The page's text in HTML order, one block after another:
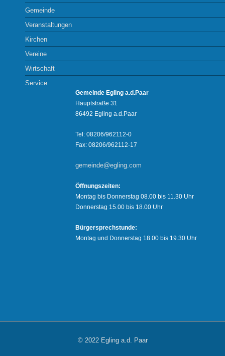
Gemeinde
Veranstaltungen
Kirchen
Vereine
Wirtschaft
Service
Gemeinde Egling a.d.Paar
Hauptstraße 31
86492 Egling a.d.Paar
Tel: 08206/962112-0
Fax: 08206/962112-17
gemeinde@egling.com
Öffnungszeiten:
Montag bis Donnerstag 08.00 bis 11.30 Uhr
Donnerstag 15.00 bis 18.00 Uhr
Bürgersprechstunde:
Montag und Donnerstag 18.00 bis 19.30 Uhr
© 2022 Egling a.d. Paar